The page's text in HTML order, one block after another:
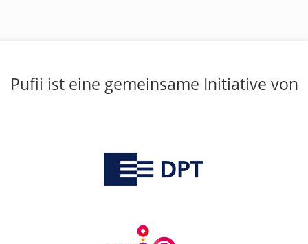
Pufii ist eine gemeinsame Initiative von